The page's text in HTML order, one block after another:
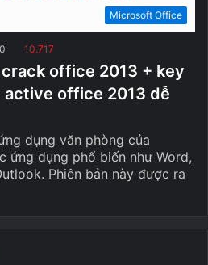
Microsoft Office
0 10.717
office 2013 + key
active office 2013 dễ
dụng văn phòng của
ứng dụng phổ biến như Word,
Phiên bản này được ra